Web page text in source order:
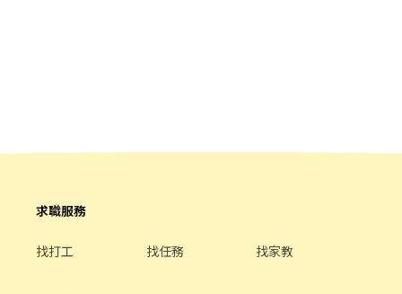
求職服務
找打工 找任務 找家教